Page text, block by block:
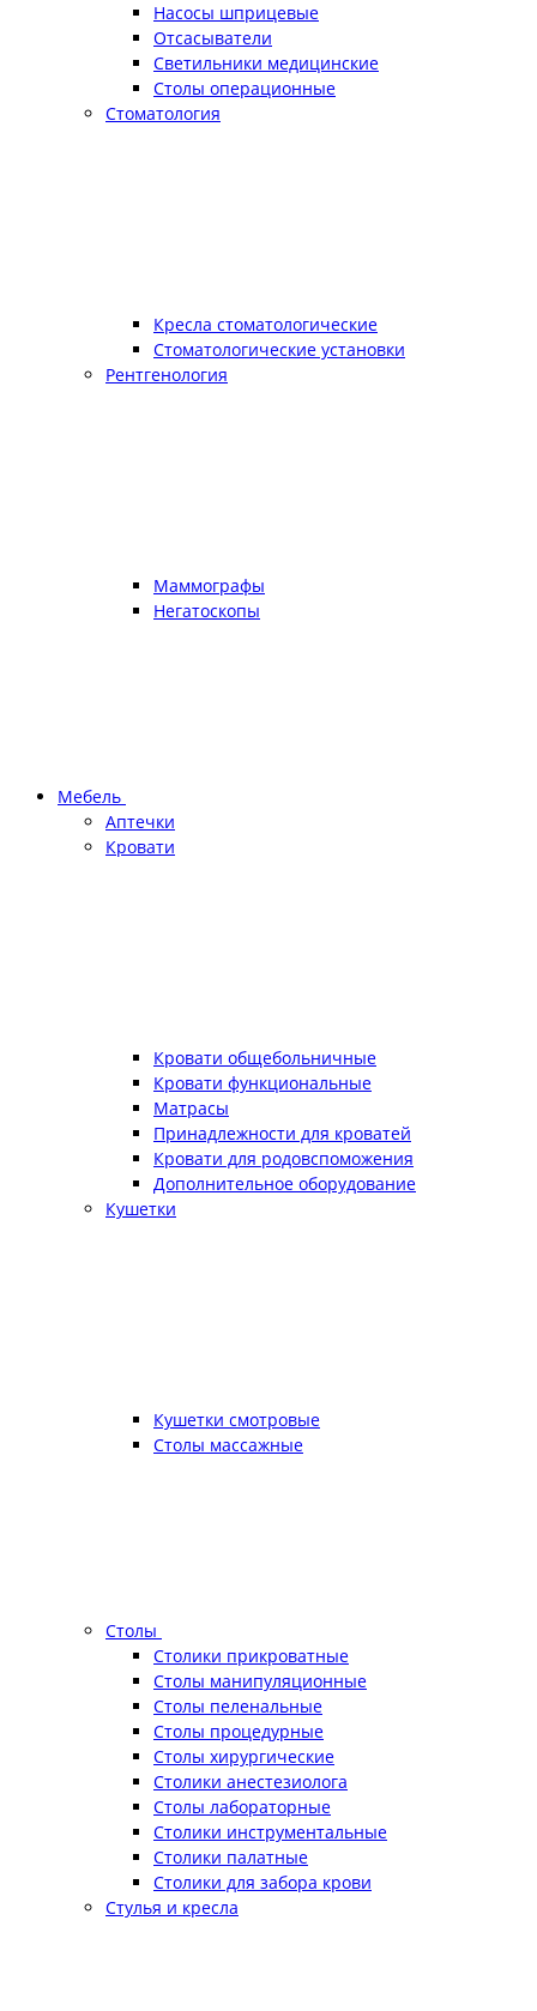
Насосы шприцевые
Отсасыватели
Светильники медицинские
Столы операционные
Стоматология
Кресла стоматологические
Стоматологические установки
Рентгенология
Маммографы
Негатоскопы
Мебель
Аптечки
Кровати
Кровати общебольничные
Кровати функциональные
Матрасы
Принадлежности для кроватей
Кровати для родовспоможения
Дополнительное оборудование
Кушетки
Кушетки смотровые
Столы массажные
Столы
Столики прикроватные
Столы манипуляционные
Столы пеленальные
Столы процедурные
Столы хирургические
Столики анестезиолога
Столы лабораторные
Столики инструментальные
Столики палатные
Столики для забора крови
Стулья и кресла